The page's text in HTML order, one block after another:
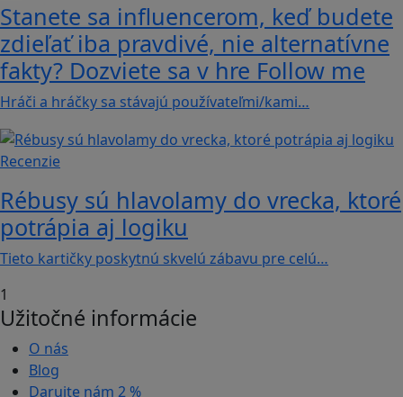
Stanete sa influencerom, keď budete
zdieľať iba pravdivé, nie alternatívne
fakty? Dozviete sa v hre Follow me
Hráči a hráčky sa stávajú používateľmi/kami…
Recenzie
Rébusy sú hlavolamy do vrecka, ktoré
potrápia aj logiku
Tieto kartičky poskytnú skvelú zábavu pre celú…
1
Užitočné informácie
O nás
Blog
Darujte nám 2 %